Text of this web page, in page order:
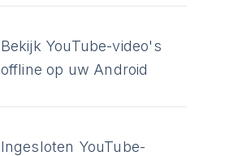
Bekijk YouTube-video's
offline op uw Android
Ingesloten YouTube-